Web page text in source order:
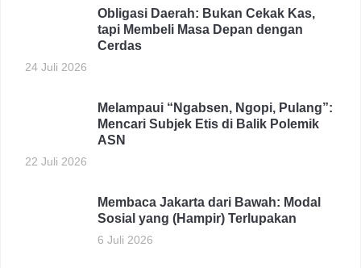
Obligasi Daerah: Bukan Cekak Kas,
tapi Membeli Masa Depan dengan
Cerdas
24 Juli 2026
Melampaui “Ngabsen, Ngopi, Pulang”:
Mencari Subjek Etis di Balik Polemik
ASN
22 Juli 2026
Membaca Jakarta dari Bawah: Modal
Sosial yang (Hampir) Terlupakan
6 Juli 2026